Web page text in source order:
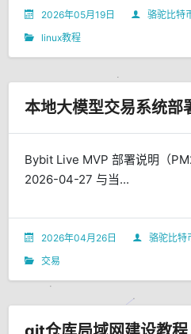
2026年05月19日 骆驼比特
linux教程
本地大模型交易系统部
Bybit Live MVP 部署说明（
2026-04-27 与当...
2026年04月26日 骆驼比特
交易